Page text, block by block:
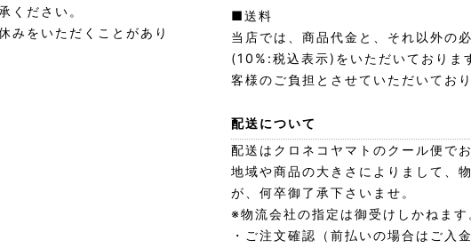
ください。
みをいただくことがあり
■送料
当店では、商品代金と、それ以外の
(10%:税込表示)をいただいておりま
客様のご負担とさせていただいており
配送について
配送はクロネコヤマトのクール便で
地域や商品の大きさによりまして、
が、何卒御了承下さいませ。
※物流会社の指定は御受けしかねます
・ご注文確認（前払いの場合はご入